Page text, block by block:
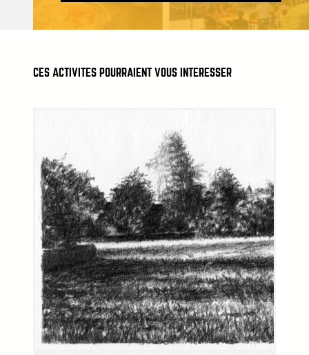
CES ACTIVITÉS POURRAIENT VOUS INTÉRESSER